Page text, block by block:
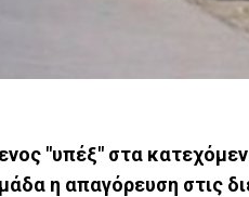
"υπέξ" στα
η απαγόρευση στις